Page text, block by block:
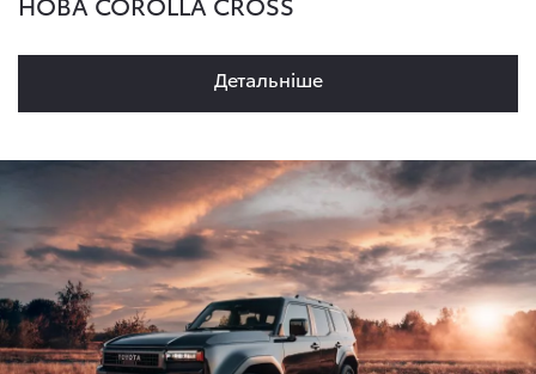
Детальнiше